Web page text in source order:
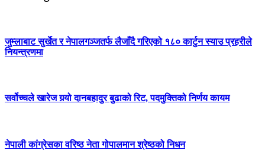
जुम्लाबाट सुर्खेत र नेपालगञ्जतर्फ लैजाँदै गरिएको १८० कार्टुन स्याउ प्रहरीले
नियन्त्रणमा
सर्वोच्चले खारेज गर्‍यो दानबहादुर बुढाको रिट, पदमुक्तिको निर्णय कायम
नेपाली कांग्रेसका वरिष्ठ नेता गोपालमान श्रेष्ठको निधन